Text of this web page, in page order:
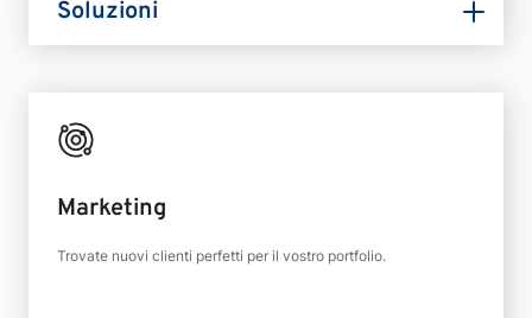
Soluzioni
Marketing
Trovate nuovi clienti perfetti per il vostro portfolio.